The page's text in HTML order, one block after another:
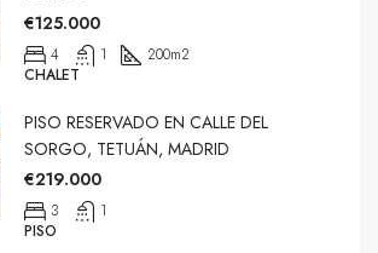
€125.000
4 1 200m2
CHALET
PISO RESERVADO EN CALLE DEL
SORGO, TETUÁN, MADRID
€219.000
3
1
PISO